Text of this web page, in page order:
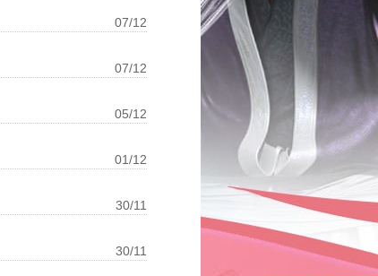
07/12
07/12
05/12
01/12
30/11
30/11